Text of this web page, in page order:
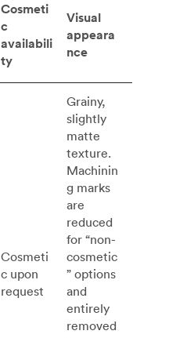
Cosmeti
c
availabili
ty
Visual
appeara
nce
Cosmeti
c upon
request
Grainy,
slightly
matte
texture.
Machinin
g marks
are
reduced
for “non-
cosmetic
” options
and
entirely
removed